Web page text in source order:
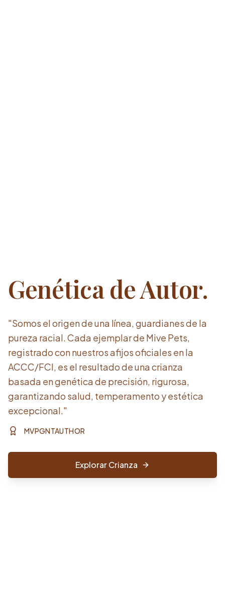
Genética de Autor.
"Somos el origen de una línea, guardianes de la
pureza racial. Cada ejemplar de Mive Pets,
registrado con nuestros afijos oficiales en la
ACCC/FCI, es el resultado de una crianza
basada en genética de precisión, rigurosa,
garantizando salud, temperamento y estética
excepcional."
MVPGNTAUTHOR
Explorar Crianza